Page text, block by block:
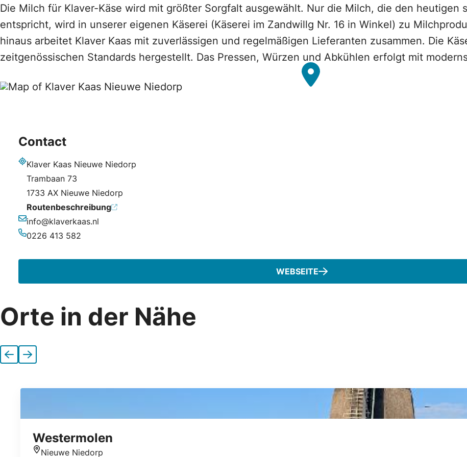
Die Milch für Klaver-Käse wird mit größter Sorgfalt ausgewählt. Nur die Milch, die den heutigen
entspricht, wird in unserer eigenen Käserei (Käserei im Zandwillg Nr. 16 in Winkel) zu
hinaus arbeitet Klaver Kaas mit zuverlässigen und regelmäßigen Lieferanten zusammen. Die
zeitgenössischen Standards hergestellt. Das Pressen, Würzen und Abkühlen erfolgt mit
Contact
Klaver Kaas Nieuwe Niedorp
Trambaan 73
1733 AX Nieuwe Niedorp
Routenbeschreibung
E-Mail-Adresse
info@klaverkaas.nl
0226 413 582
WEBSEITE
Orte in der Nähe
Vorherige
Nächste
Westermolen
Nieuwe Niedorp